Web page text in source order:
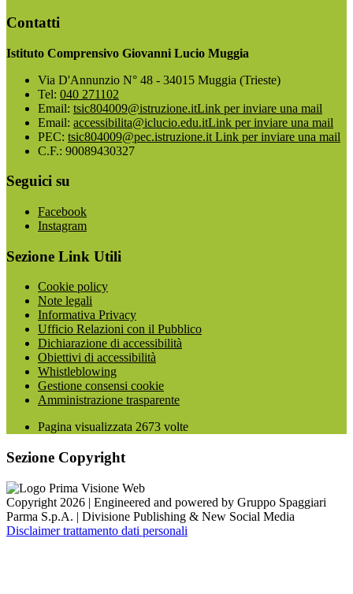
Contatti
Istituto Comprensivo Giovanni Lucio Muggia
Via D'Annunzio N° 48 - 34015 Muggia (Trieste)
Tel: 040 271102
Email: tsic804009@istruzione.itLink per inviare una mail
Email: accessibilita@iclucio.edu.itLink per inviare una mail
PEC: tsic804009@pec.istruzione.it Link per inviare una mail
C.F.: 90089430327
Seguici su
Facebook
Instagram
Sezione Link Utili
Cookie policy
Note legali
Informativa Privacy
Ufficio Relazioni con il Pubblico
Dichiarazione di accessibilità
Obiettivi di accessibilità
Whistleblowing
Gestione consensi cookie
Amministrazione trasparente
Pagina visualizzata 2673 volte
Sezione Copyright
Copyright 2026 | Engineered and powered by Gruppo Spaggiari
Parma S.p.A. | Divisione Publishing & New Social Media
Disclaimer trattamento dati personali